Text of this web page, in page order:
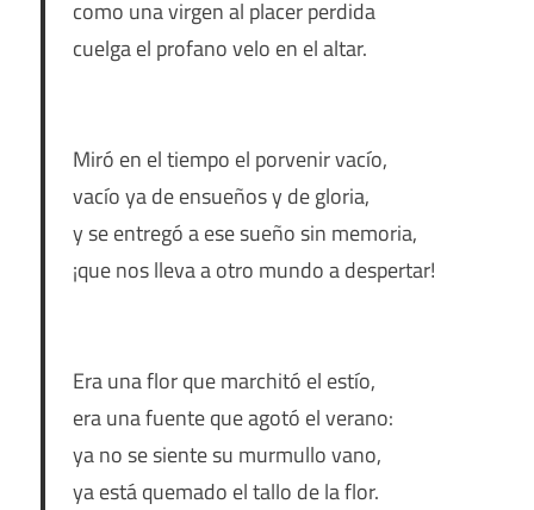
como una virgen al placer perdida
cuelga el profano velo en el altar.
Miró en el tiempo el porvenir vacío,
vacío ya de ensueños y de gloria,
y se entregó a ese sueño sin memoria,
¡que nos lleva a otro mundo a despertar!
Era una flor que marchitó el estío,
era una fuente que agotó el verano:
ya no se siente su murmullo vano,
ya está quemado el tallo de la flor.